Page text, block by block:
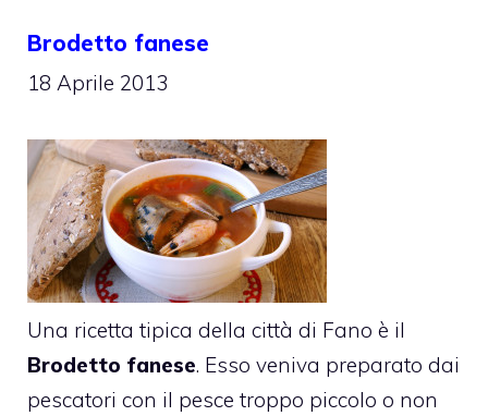
Brodetto fanese
18 Aprile 2013
Una ricetta tipica della città di Fano è il
Brodetto fanese. Esso veniva preparato dai
pescatori con il pesce troppo piccolo o non